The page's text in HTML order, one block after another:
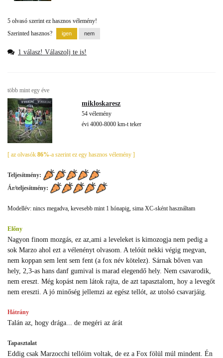
5 olvasó szerint ez hasznos vélemény!
Szerinted hasznos?
1 válasz! Válaszolj te is!
több mint egy éve
mikloskaresz
54 vélemény
évi 4000-8000 km-t teker
[ az olvasók 86%-a szerint ez egy hasznos vélemény ]
Teljesítmény:
Ár/teljesítmény:
Modellév: nincs megadva, kevesebb mint 1 hónapig, sima XC-sként használtam
Előny
Nagyon finom mozgás, ez az,ami a leveleket is kimozogja nem pedig a
sok Marzo ahol ezt a vélenényt olvasom. A telóút nekki végig megvan,
nem koppan sem lent sem fent (a fox név kötelez). Sárnak bőven van
hely, 2,3-as hans danf gumival is marad elegendő hely. Nem csavarodik,
nem ereszt. Még kopást nem látok rajta, de azt tapasztalom, hoy a levegőt
nem ereszti. A jó minőség jellemzi az egész tellót, az utolsó csavarjáig.
Hátrány
Talán az, hogy drága... de megéri az árát
Tapasztalat
Eddig csak Marzocchi tellóim voltak, de ez a Fox fölül múl mindent. Én